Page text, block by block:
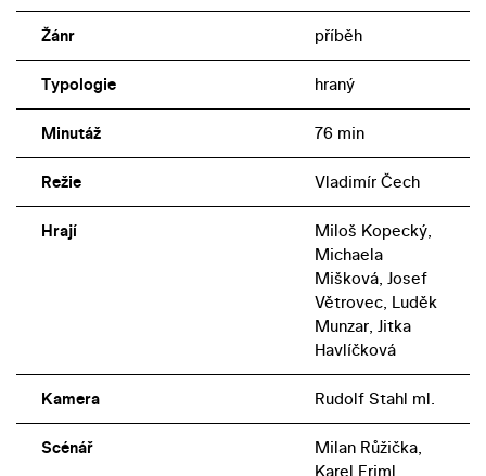
Žánr příběh
Typologie hraný
Minutáž 76 min
Režie Vladimír Čech
Hrají
Miloš Kopecký,
Michaela
Mišková, Josef
Větrovec, Luděk
Munzar, Jitka
Havlíčková
Kamera Rudolf Stahl ml.
Scénář
Milan Růžička,